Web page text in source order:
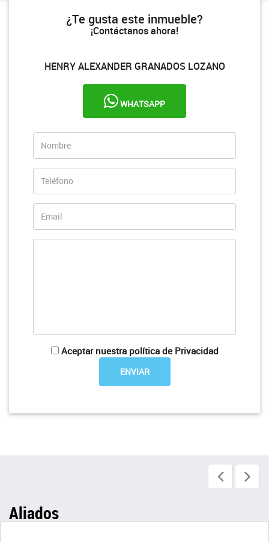
¿Te gusta este inmueble?
¡Contáctanos ahora!
HENRY ALEXANDER GRANADOS LOZANO
WHATSAPP
Aceptar nuestra política de Privacidad
Aliados